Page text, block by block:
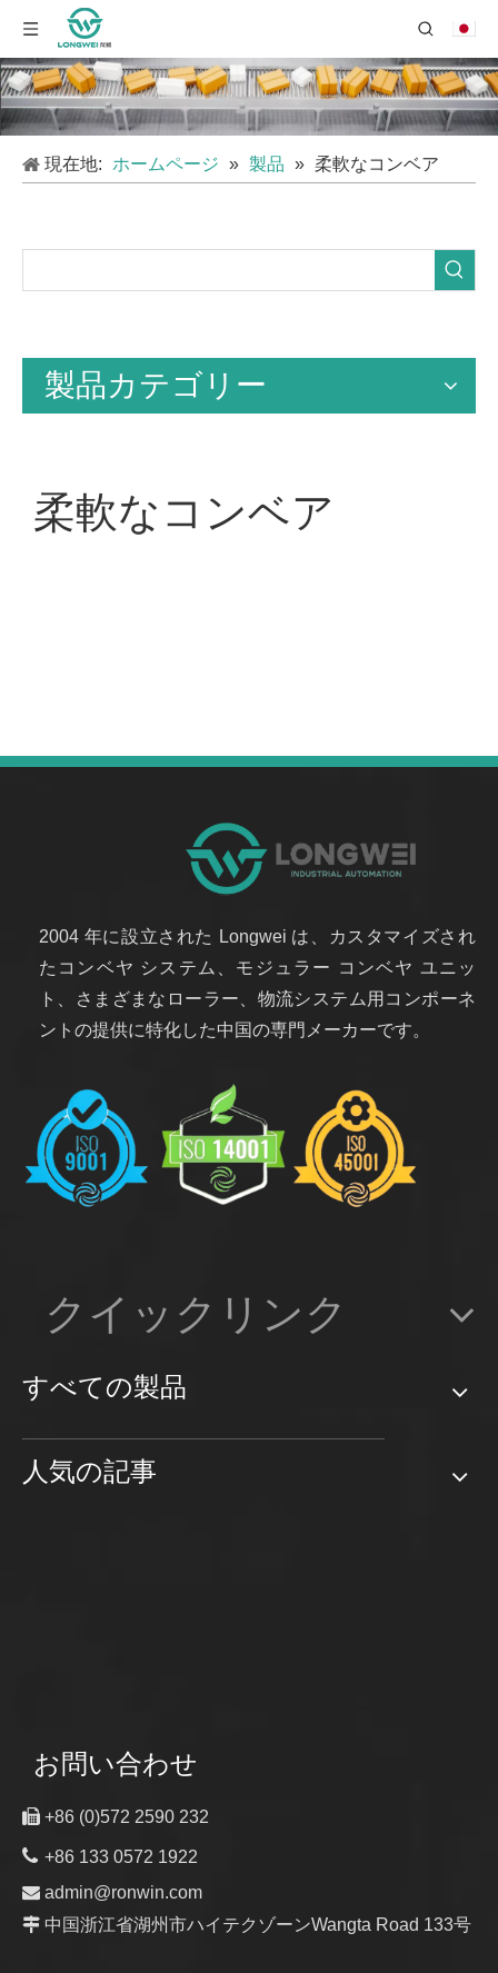
現在地: ホームページ » 製品 » 柔軟なコンベア
製品カテゴリー
柔軟なコンベア
2004 年に設立された Longwei は、カスタマイズされ
たコンベヤ システム、モジュラー コンベヤ ユニッ
ト、さまざまなローラー、物流システム用コンポーネ
ントの提供に特化した中国の専門メーカーです。
クイックリンク
すべての製品
人気の記事
お問い合わせ
 +86 (0)572 2590 232
 +86 133 0572 1922
 admin@ronwin.com
 中国浙江省湖州市ハイテクゾーンWangta Road 133号